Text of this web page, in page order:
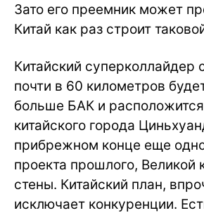
Зато его преемник может
Китай как раз строит
Китайский суперколлайдер
почти в 60 километров
больше БАК и
китайского города
прибрежном конце еще
проекта прошлого, Великой
стены. Китайский план,
исключает конкуренции.